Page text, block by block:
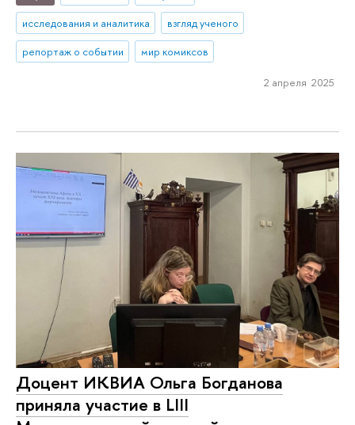
исследования и аналитика
взгляд ученого
репортаж о событии
мир комиксов
2 апреля 2025
Доцент ИКВИА Ольга Богданова
приняла участие в LIII